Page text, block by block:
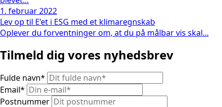
1. februar 2022
Lev op til E’et i ESG med et klimaregnskab
Oplever du forventninger om, at du på målbar vis skal...
Tilmeld dig vores nyhedsbrev
Fulde navn*
Email*
Postnummer